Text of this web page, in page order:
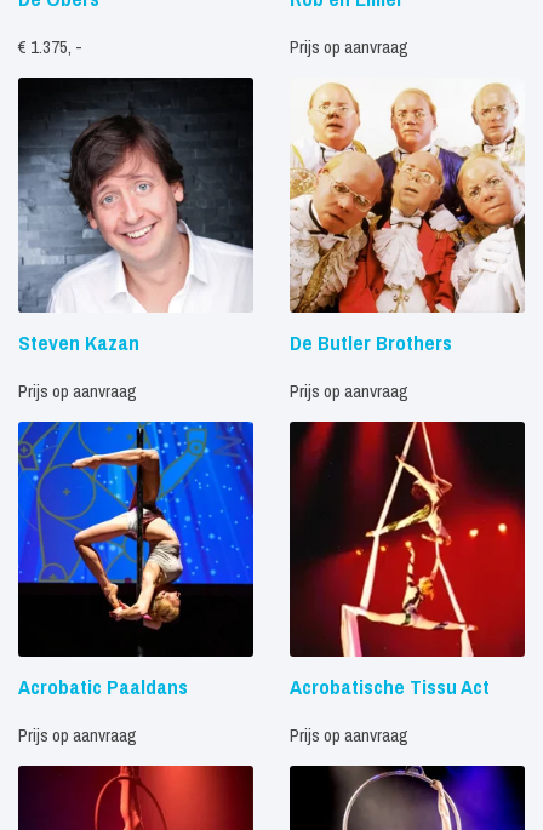
€ 1.375, - Prijs op aanvraag
Steven Kazan
Prijs op aanvraag
De Butler Brothers
Prijs op aanvraag
Acrobatic Paaldans
Prijs op aanvraag
Acrobatische Tissu Act
Prijs op aanvraag